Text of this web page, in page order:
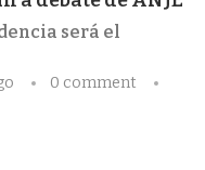
será el
0 comment